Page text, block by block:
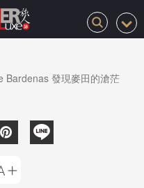
Bardenas 發現麥田的滄茫